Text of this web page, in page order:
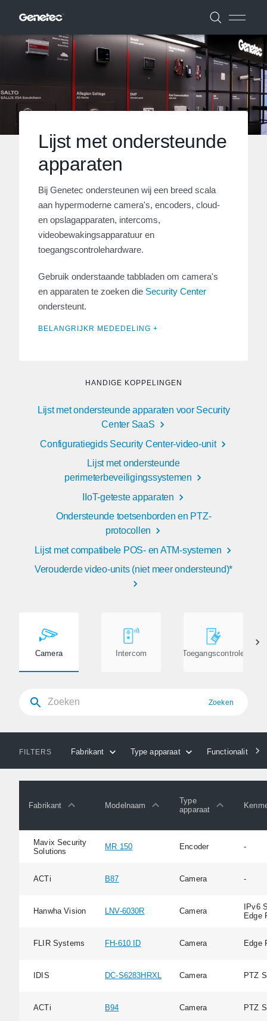
Lijst met ondersteunde
apparaten
Bij Genetec ondersteunen wij een breed scala
aan hypermoderne camera's, encoders, cloud-
en opslagapparaten, intercoms,
videobewakingsapparatuur en
toegangscontrolehardware.
Gebruik onderstaande tabbladen om camera's
en apparaten te zoeken die Security Center
ondersteunt.
BELANGRIJKR MEDEDELING +
HANDIGE KOPPELINGEN
Lijst met ondersteunde apparaten voor Security
Center SaaS
Configuratiegids Security Center-video-unit
Lijst met ondersteunde
perimeterbeveiligingssystemen
IIoT-geteste apparaten
Ondersteunde toetsenborden en PTZ-
protocollen
Lijst met compatibele POS- en ATM-systemen
Verouderde video-units (niet meer ondersteund)*
Camera Intercom Toegangscontrole
Zoeken
FILTERS Fabrikant Type apparaat Functionaliteiten
Fabrikant Modelnaam
Type
apparaat
Mavix Security
Solutions
MR 150 Encoder -
ACTi B87 Camera -
Hanwha Vision LNV-6030R Camera
IPv6
Edge
FLIR Systems FH-610 ID Camera Edge
IDIS DC-S6283HRXL Camera PTZ
ACTi B94 Camera PTZ